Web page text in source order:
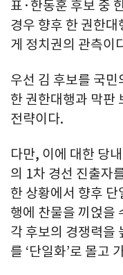
표·한동훈 후보 중
경우 향후 한 권한
게 정치권의 관측이
우선 김 후보를 국
한 권한대행과 막판
전략이다.
다만, 이에 대한 당
의 1차 경선 진출자
한 상황에서 향후
행에 찬물을 끼얹을
각 후보의 경쟁력을
를 ‘단일화’로 몰고